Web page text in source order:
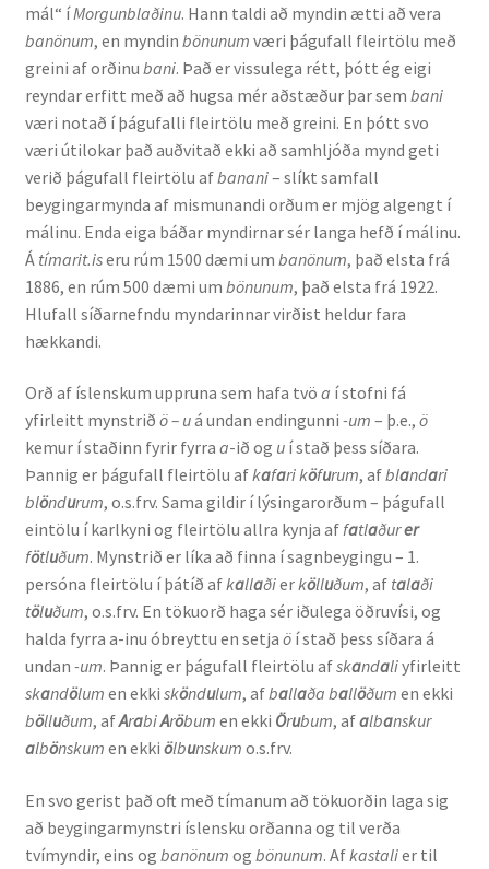
mál“ íMorgunblaðinu. Hann taldi að myndin ætti að vera
banönum, en myndin bönunum væri þágufall fleirtölu með
greini af orðinu bani. Það er vissulega rétt, þótt ég eigi
reyndar erfitt með að hugsa mér aðstæður þar sem bani
væri notað í þágufalli fleirtölu með greini. En þótt svo
væri útilokar það auðvitað ekki að samhljóða mynd geti
verið þágufall fleirtölu afbanani– slíkt samfall
beygingarmynda af mismunandi orðum er mjög algengt í
málinu. Enda eiga báðar myndirnar sér langa hefð í málinu.
Á tímarit.iseru rúm 1500 dæmi um banönum, það elsta frá
1886, en rúm 500 dæmi um bönunum, það elsta frá 1922.
Hlufall síðarnefndu myndarinnar virðist heldur fara
hækkandi.
Orð af íslenskum uppruna sem hafa tvö a í stofni fá
yfirleitt mynstrið ö – uá undan endingunni -um – þ.e., ö
kemur í staðinn fyrir fyrra a-ið og uí stað þess síðara.
Þannig er þágufall fleirtölu afkafari köfurum, afblandari
blöndurum, o.s.frv. Sama gildir í lýsingarorðum – þágufall
eintölu í karlkyni og fleirtölu allra kynja affatlaðurer
fötluðum. Mynstrið er líka að finna í sagnbeygingu – 1.
persóna fleirtölu í þátíð afkallaðierkölluðum, af talaði
töluðum, o.s.frv. En tökuorð haga sér iðulega öðruvísi, og
halda fyrra a-inu óbreyttu en setja öí stað þess síðara á
undan -um. Þannig er þágufall fleirtölu afskandaliyfirleitt
skandölum en ekki sköndulum, afballaða ballöðum en ekki
bölluðum, afArabiAröbum en ekki ­Örubum, afalbanskur
albönskum en ekki ölbunskum o.s.frv.
En svo gerist það oft með tímanum að tökuorðin laga sig
að beygingarmynstri íslensku orðanna og til verða
tvímyndir, eins og banönum og bönunum. Afkastalier til